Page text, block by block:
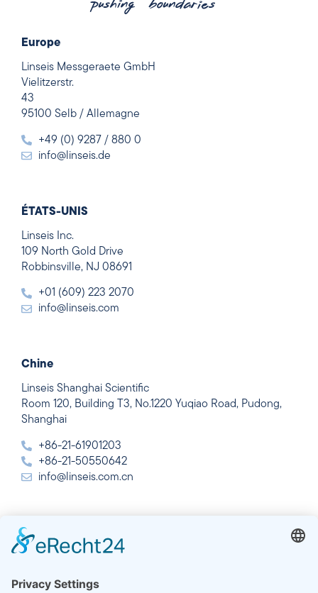
Europe
Linseis Messgeraete GmbH
Vielitzerstr.
43
95100 Selb / Allemagne
+49 (0) 9287 / 880 0
info@linseis.de
ÉTATS-UNIS
Linseis Inc.
109 North Gold Drive
Robbinsville, NJ 08691
+01 (609) 223 2070
info@linseis.com
Chine
Linseis Shanghai Scientific
Room 120, Building T3, No.1220 Yuqiao Road, Pudong,
Shanghai
+86-21-61901203
+86-21-50550642
info@linseis.com.cn
Inde
Sector 23, Dwarka, 110077 New Delhi